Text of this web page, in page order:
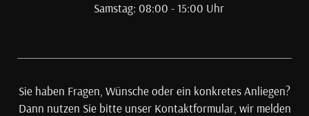
Samstag: 08:00 - 15:00 Uhr
Sie haben Fragen, Wünsche oder ein konkretes Anliegen?
Dann nutzen Sie bitte unser Kontaktformular, wir melden